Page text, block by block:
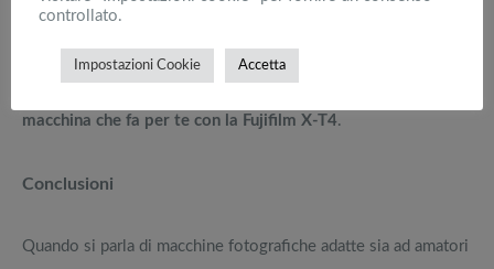
movimento, comprendendo ovviamente anche le
Eye AF e Face AF
, ormai presenti su tutti gli apparecchi di
ultima generazione.Fotografo ritrattista? Hai trovato la
macchina che fa per te con la Fujifilm X-T4.
Conclusioni
Quando si parla di macchine fotografiche adatte sia ad amatori
controllato.
Impostazioni Cookie Accetta